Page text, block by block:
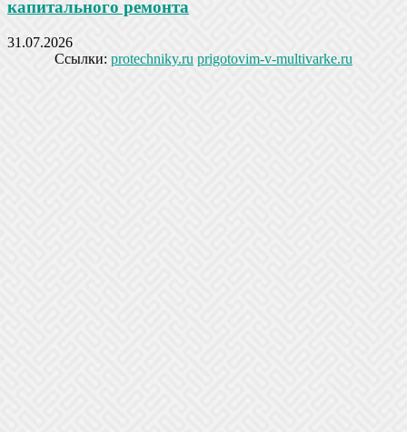
капитального ремонта
31.07.2026
Ссылки: protechniky.ru prigotovim-v-multivarke.ru